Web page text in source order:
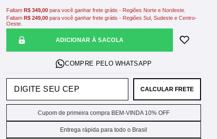
ADICIONAR À SACOLA
FaltamR$ 349,00 para você ganhar frete grátis - Regiões Norte e Nordeste.
FaltamR$ 249,00 para você ganhar frete grátis - Regiões Sul, Sudeste e Centro-
Oeste.
CALCULAR FRETE
Cupom de primeira compra BEM-VINDA 10% OFF
Entrega rápida para todo o Brasil